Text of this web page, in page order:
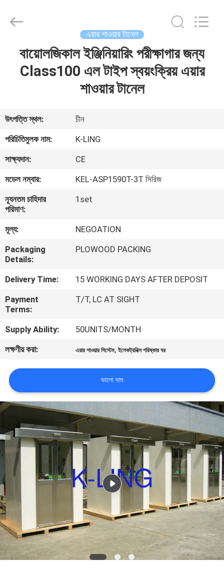
আমাদের
সম্বন্ধে
কারখানা
পরিদর্শন
নিয়ন্ত্রণ
আমাদের
সাথে
যোগাযোগ
খবর
মামলা
সাইট
ম্যাপ
গোপনীয়তা
নীতি
Technology
Company.
এয়ার শাওয়ার টানেল
বায়োলজিকাল ইঞ্জিনিয়ারিং পরীক্ষাগার জন্য
Class100 এল টাইপ স্বয়ংক্রিয় এয়ার
শাওয়ার টানেল
উৎপত্তি স্থল:
চীন
পরিচিতিমুলক নাম:
K-LING
সাক্ষ্যদান:
CE
মডেল নম্বার:
KEL-ASP1590T-3T সিরিজ
ন্যূনতম চাহিদার
পরিমাণ:
1set
মূল্য:
NEGOATION
Packaging
Details:
PLOWOOD PACKING
Delivery Time:
15 WORKING DAYS AFTER DEPOSIT
Payment
Terms:
T/T, LC AT SIGHT
Supply Ability:
50UNITS/MONTH
লক্ষণীয় করা:
এয়ার শাওয়ার সিস্টেম,ইলেকট্রনিক্স পরিষ্কার ঘর
ভালো দাম